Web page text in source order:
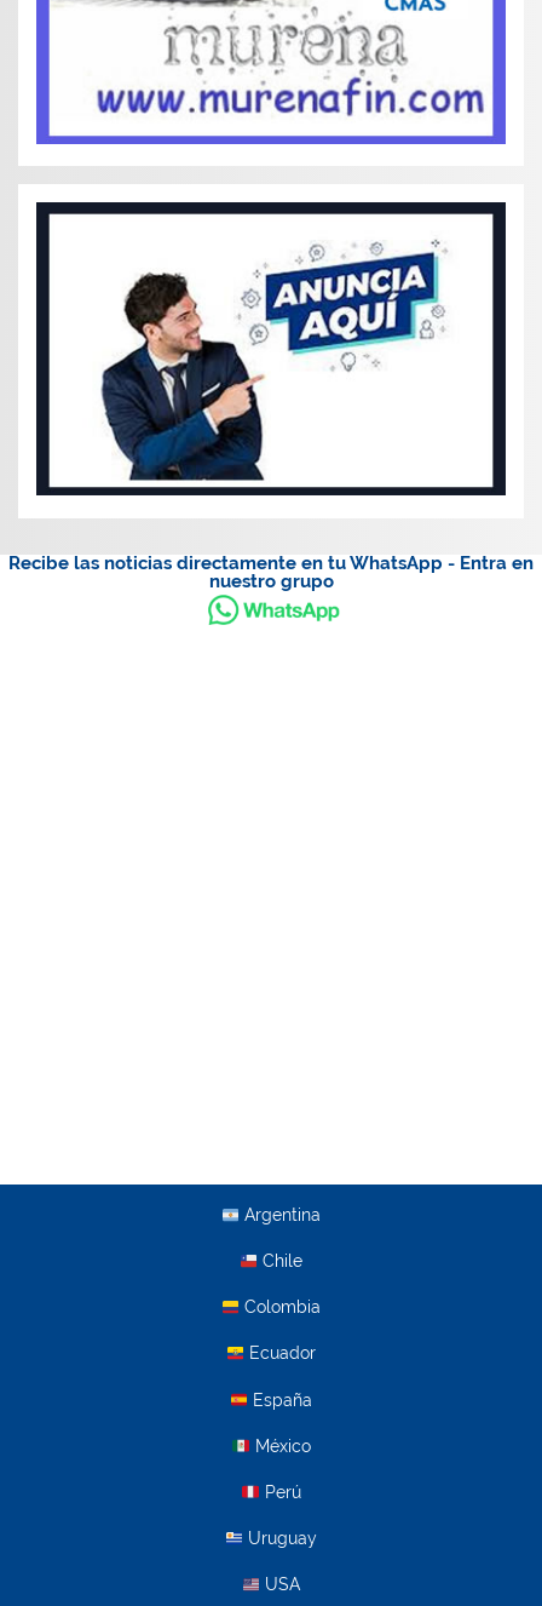
Recibe las noticias directamente en tu WhatsApp - Entra en
nuestro grupo
Argentina
Chile
Colombia
Ecuador
España
México
Perú
Uruguay
USA